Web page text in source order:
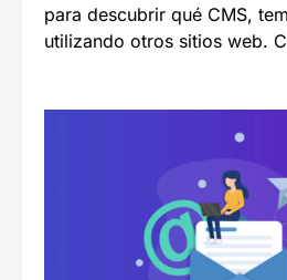
para descubrir qué CMS,
utilizando otros sitios web.